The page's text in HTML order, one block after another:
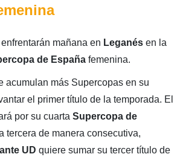
mañana en Leganés en la
de España femenina.
acumulan más Supercopas en su
el primer título de la temporada. El
por su cuarta Supercopa de
tercera de manera consecutiva,
UD quiere sumar su tercer título de